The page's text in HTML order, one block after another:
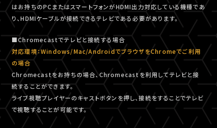
はお持ちのPCまたはスマートフォンがHDMI出力対応している機種であ
り、HDMIケーブルが接続できるテレビである必要があります。
■Chromecastでテレビと接続する場合
対応環境：Windows/Mac/AndroidでブラウザをChromeでご利用
の場合
Chromecastをお持ちの場合、Chromecastを利用してテレビと接
続することができます。
ライブ視聴プレイヤーのキャストボタンを押し、接続をすることでテレビ
で視聴することが可能です。